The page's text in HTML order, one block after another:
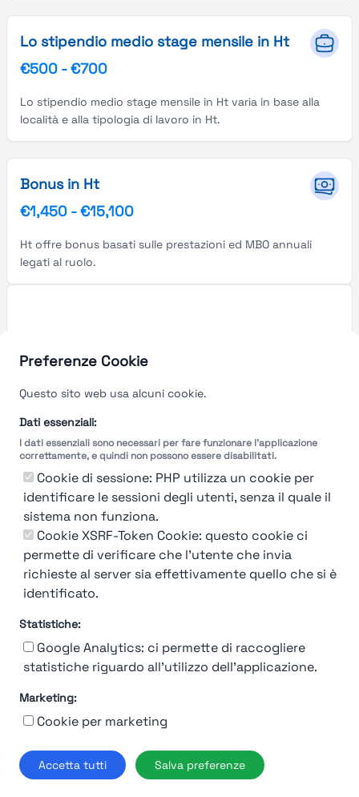
Preferenze Cookie
Questo sito web usa alcuni cookie.
Dati essenziali:
I dati essenziali sono necessari per fare funzionare l'applicazione
correttamente, e quindi non possono essere disabilitati.
Cookie di sessione: PHP utilizza un cookie per
identificare le sessioni degli utenti, senza il quale il
sistema non funziona.
Cookie XSRF-Token Cookie: questo cookie ci
permette di verificare che l'utente che invia
richieste al server sia effettivamente quello che si è
identificato.
Statistiche:
Google Analytics: ci permette di raccogliere
statistiche riguardo all'utilizzo dell'applicazione.
Marketing:
Cookie per marketing
Accetta tutti Salva preferenze
Lo stipendio medio stage mensile in Ht
€500 -€700
Lo stipendio medio stage mensile in Ht varia in base alla
località e alla tipologia di lavoro in Ht.
Bonus in Ht
€1,450 -€15,100
Ht offre bonus basati sulle prestazioni ed MBO annuali
legati al ruolo.
You're Not logged in
LoginorIscrivitiper vedere
Termini e Condizioni
© 2019-2026 Stupendio. Tutti i diritti riservati | Smarteris S.r.l. P.IVA
02659750992 | Capitale Sociale € 2.550 i.v.